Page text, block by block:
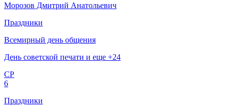
Морозов Дмитрий Анатольевич
Праздники
Всемирный день общения
День советской печати и еще +24
СР
6
Праздники